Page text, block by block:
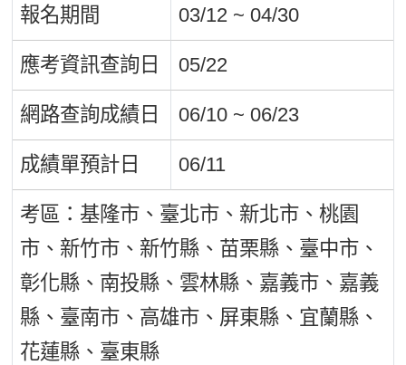
報名期間 03/12 ~ 04/30
應考資訊查詢日 05/22
網路查詢成績日 06/10 ~ 06/23
成績單預計日 06/11
考區：基隆市、臺北市、新北市、桃園
市、新竹市、新竹縣、苗栗縣、臺中市、
彰化縣、南投縣、雲林縣、嘉義市、嘉義
縣、臺南市、高雄市、屏東縣、宜蘭縣、
花蓮縣、臺東縣